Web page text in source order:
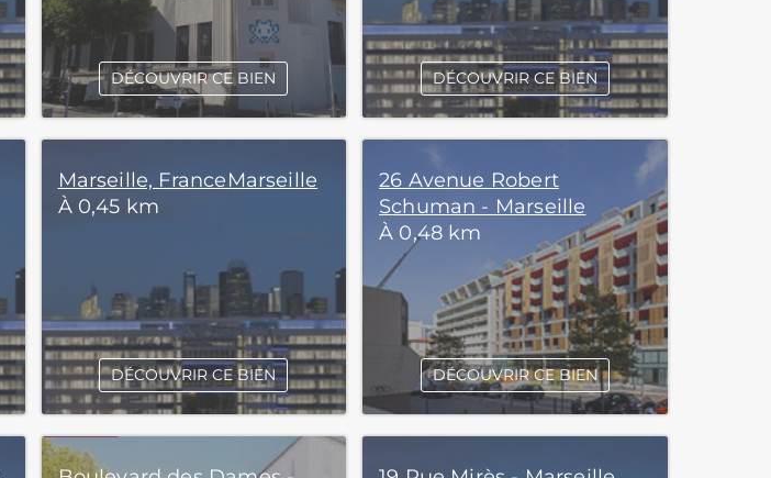
DÉCOUVRIR CE BIEN DÉCOUVRIR CE BIEN
Marseille, FranceMarseille
À 0,45 km
DÉCOUVRIR CE BIEN
26 Avenue Robert
Schuman - Marseille
À 0,48 km
DÉCOUVRIR CE BIEN